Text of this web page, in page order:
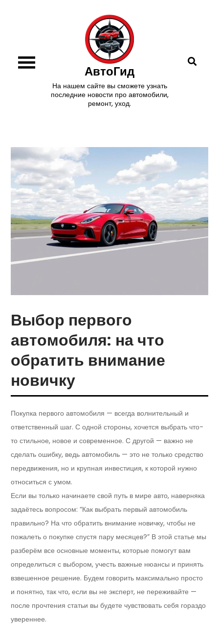
АвтоГид
На нашем сайте вы сможете узнать
последние новости про автомобили,
ремонт, уход.
Выбор первого
автомобиля: на что
обратить внимание
новичку
Покупка первого автомобиля — всегда волнительный и
ответственный шаг. С одной стороны, хочется выбрать что-
то стильное, новое и современное. С другой — важно не
сделать ошибку, ведь автомобиль — это не только средство
передвижения, но и крупная инвестиция, к которой нужно
относиться с умом.
Если вы только начинаете свой путь в мире авто, наверняка
задаётесь вопросом: “Как выбрать первый автомобиль
правильно? На что обратить внимание новичку, чтобы не
пожалеть о покупке спустя пару месяцев?” В этой статье мы
разберём все основные моменты, которые помогут вам
определиться с выбором, учесть важные нюансы и принять
взвешенное решение. Будем говорить максимально просто
и понятно, так что, если вы не эксперт, не переживайте —
после прочтения статьи вы будете чувствовать себя гораздо
увереннее.